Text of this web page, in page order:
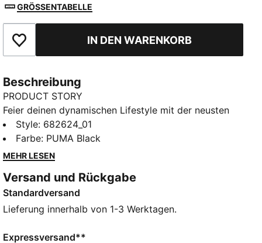
GRÖSSENTABELLE
Zu Favoriten hinzufügenIN DEN WARENKORB
Beschreibung
PRODUCT STORY
Feier deinen dynamischen Lifestyle mit der neusten
Hose von PUMA. Mit einem eleganten gestickten
PUMA Cat Logo und einem elastischen Bund mit
Kordelzug innen für eine perfekte Passform. Diese
Abenteuer.
FEATURES + VORTEILE
Aus 100 % recyceltem Material, Besatz und Deko sind
dryCELL: Performance-Technologie, die Feuchtigkeit
Style: 682624_01
Farbe: PUMA Black
MEHR LESEN
Versand und Rückgabe
Standardversand
Lieferung innerhalb von 1-3 Werktagen.
Expressversand**